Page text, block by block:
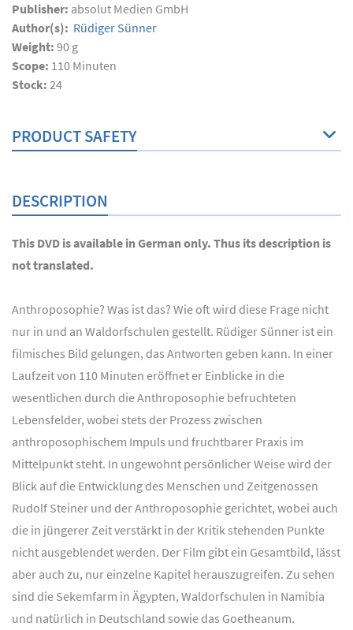
Publisher: absolut Medien GmbH
Author(s): Rüdiger Sünner
Weight: 90 g
Scope: 110 Minuten
Stock: 24
PRODUCT SAFETY
DESCRIPTION
This DVD is available in German only. Thus its description is
not translated.
Anthroposophie? Was ist das? Wie oft wird diese Frage nicht
nur in und an Waldorfschulen gestellt. Rüdiger Sünner ist ein
filmisches Bild gelungen, das Antworten geben kann. In einer
Laufzeit von 110 Minuten eröffnet er Einblicke in die
wesentlichen durch die Anthroposophie befruchteten
Lebensfelder, wobei stets der Prozess zwischen
anthroposophischem Impuls und fruchtbarer Praxis im
Mittelpunkt steht. In ungewohnt persönlicher Weise wird der
Blick auf die Entwicklung des Menschen und Zeitgenossen
Rudolf Steiner und der Anthroposophie gerichtet, wobei auch
die in jüngerer Zeit verstärkt in der Kritik stehenden Punkte
nicht ausgeblendet werden. Der Film gibt ein Gesamtbild, lässt
aber auch zu, nur einzelne Kapitel herauszugreifen. Zu sehen
sind die Sekemfarm in Ägypten, Waldorfschulen in Namibia
und natürlich in Deutschland sowie das Goetheanum.